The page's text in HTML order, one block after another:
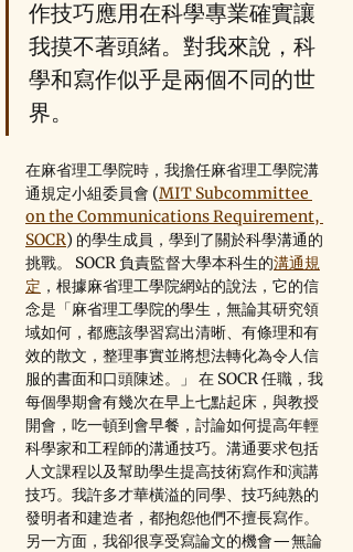
作技巧應用在科學專業確實讓
我摸不著頭緒。對我來說，科
學和寫作似乎是兩個不同的世
界。
在麻省理工學院時，我擔任麻省理工學院溝
通規定小組委員會 (MIT Subcommittee
on the Communications Requirement,
SOCR) 的學生成員，學到了關於科學溝通的
挑戰。 SOCR 負責監督大學本科生的溝通規
定 ，根據麻省理工學院網站的說法，它的信
念是「麻省理工學院的學生，無論其研究領
域如何，都應該學習寫出清晰、有條理和有
效的散文，整理事實並將想法轉化為令人信
服的書面和口頭陳述。」 在 SOCR 任職，我
每個學期會有幾次在早上七點起床，與教授
開會，吃一頓到會早餐，討論如何提高年輕
科學家和工程師的溝通技巧。溝通要求包括
人文課程以及幫助學生提高技術寫作和演講
技巧。我許多才華橫溢的同學、技巧純熟的
發明者和建造者，都抱怨他們不擅長寫作。
另一方面，我卻很享受寫論文的機會—無論